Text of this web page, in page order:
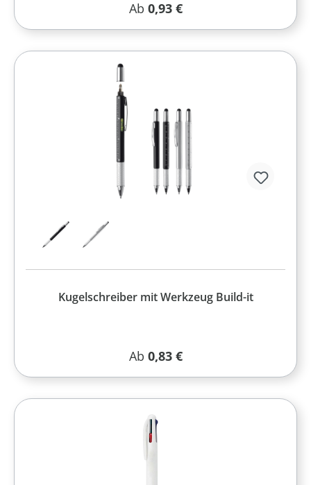
Regulärer Preis:
Ab 0,93 €
Kugelschreiber mit Werkzeug Build-it
Regulärer Preis:
Ab 0,83 €